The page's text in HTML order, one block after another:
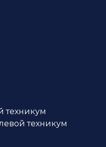
техникум
техникум